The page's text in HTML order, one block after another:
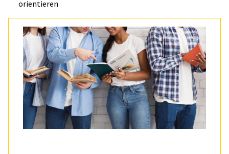
orientieren